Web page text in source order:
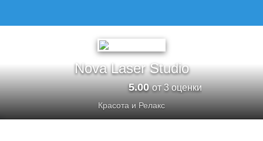
Nova Laser Studio
5.00от 3 оценки
Красота и Релакс